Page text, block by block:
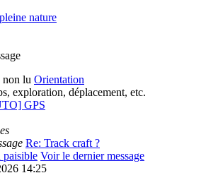
nature
Orientation
exploration, déplacement, etc.
GPS
Re: Track craft ?
paisible Voir le dernier message
14:25